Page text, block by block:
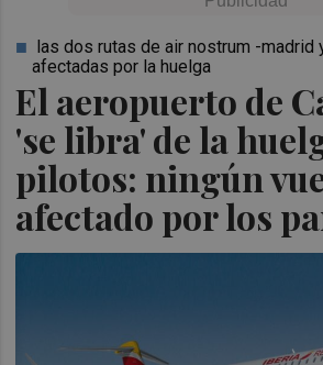
El aeropuerto de
'se libra' de la
pilotos: ningún
afectado por los
las dos rutas de air nostrum -madrid
afectadas por la huelga